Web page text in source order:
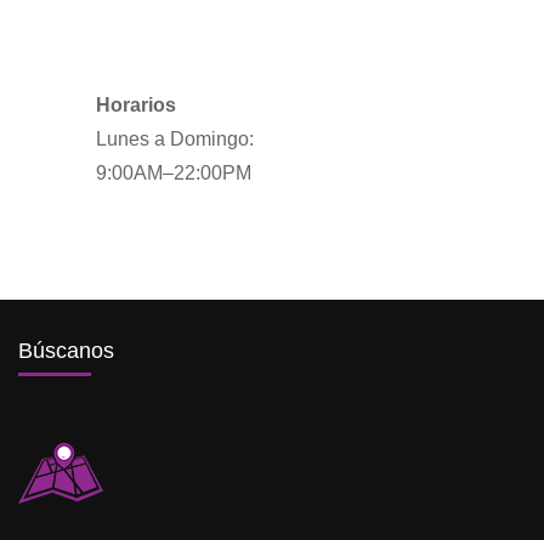
Horarios
Lunes a Domingo:
9:00AM–22:00PM
Búscanos